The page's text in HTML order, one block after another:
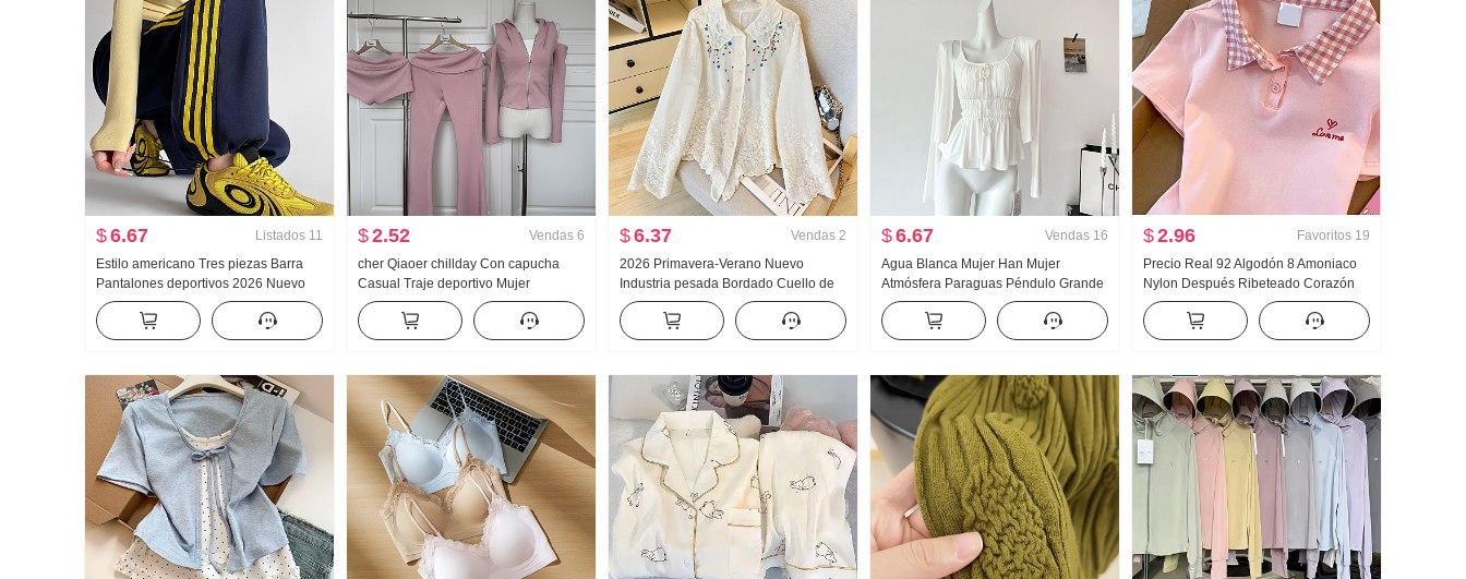
$6.67 Listados 11
Estilo americano Tres piezas Barra
Pantalones deportivos 2026 Nuevo
Otoño Talle alto Kuo Pierna Puño
ajustado Pantalones casuales Wei
Pantalones Pantalones cargo
$2.52 Vendas 6
cher Qiaoer chillday Con capucha
Casual Traje deportivo Mujer
Primavera Hombros descubiertos
Abrigo pantalones acampanados
Conjunto de tres piezas
$6.37 Vendas 2
2026 Primavera-Verano Nuevo
Industria pesada Bordado Cuello de
muñeca Camisa para mujer Estilo
francés Retro Protección solar
Cárdigan
$6.67 Vendas 16
Agua Blanca Mujer Han Mujer
Atmósfera Paraguas Péndulo Grande
u Collar Tirantes Dos Ropa Diseño
Sentido Cárdigan Mujer Verano
Adelgazante Tirantes Top
$2.96 Favoritos 19
Precio Real 92 Algodón 8 Amoniaco
Nylon Después Ribeteado Corazón
Bordado Dulce Corto Cuello polo
Camiseta Ajustado Petite Moda